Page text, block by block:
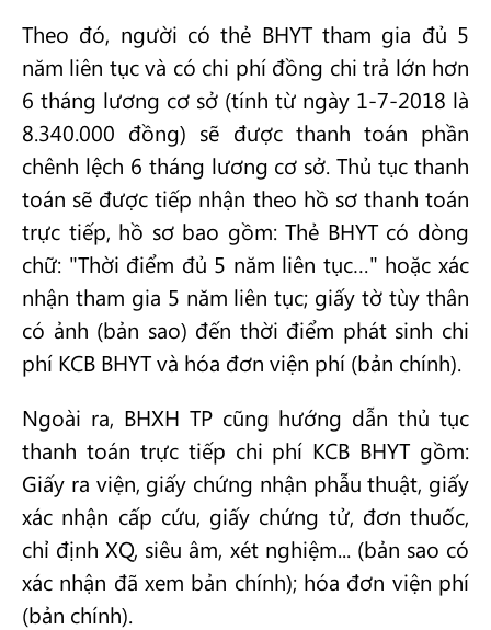
Theo đó, người có thẻ BHYT tham gia đủ 5
năm liên tục và có chi phí đồng chi trả lớn hơn
6 tháng lương cơ sở (tính từ ngày 1-7-2018 là
8.340.000 đồng) sẽ được thanh toán phần
chênh lệch 6 tháng lương cơ sở. Thủ tục thanh
toán sẽ được tiếp nhận theo hồ sơ thanh toán
trực tiếp, hồ sơ bao gồm: Thẻ BHYT có dòng
chữ: "Thời điểm đủ 5 năm liên tục…" hoặc xác
nhận tham gia 5 năm liên tục; giấy tờ tùy thân
có ảnh (bản sao) đến thời điểm phát sinh chi
phí KCB BHYT và hóa đơn viện phí (bản chính).
Ngoài ra, BHXH TP cũng hướng dẫn thủ tục
thanh toán trực tiếp chi phí KCB BHYT gồm:
Giấy ra viện, giấy chứng nhận phẫu thuật, giấy
xác nhận cấp cứu, giấy chứng tử, đơn thuốc,
chỉ định XQ, siêu âm, xét nghiệm... (bản sao có
xác nhận đã xem bản chính); hóa đơn viện phí
(bản chính).